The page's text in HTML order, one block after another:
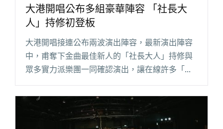
大港開唱公布多組豪華陣容 「社長大
人」持修初登板
大港開唱接連公布兩波演出陣容，最新演出陣容
中，甫奪下金曲最佳新人的「社長大人」持修與
眾多實力派樂團一同確認演出，讓在線許多「社
長夫人」開心驚呼。 即將於 2021 年正式回歸的
指標性音樂祭大港開唱，即將於明年 3 月 27、28
日在高雄駁閱讀全文 "大港開唱公布多組豪華陣
容 「社長大人」持修初登板"